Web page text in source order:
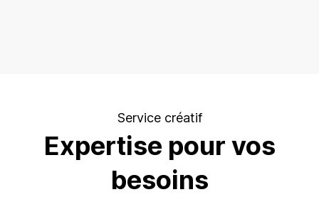
Service créatif
Expertise pour vos
besoins